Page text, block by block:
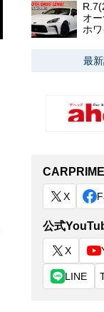
オ
ホ
最
X
公式
X
LINE